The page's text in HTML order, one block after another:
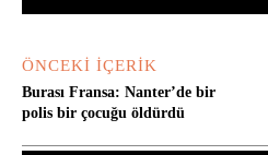
ÖNCEKI İÇERIK
Burası Fransa: Nanter’de bir
polis bir çocuğu öldürdü